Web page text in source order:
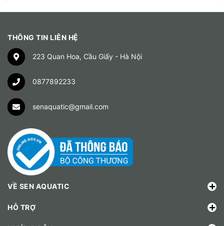
THÔNG TIN LIÊN HỆ
223 Quan Hoa, Cầu Giấy - Hà Nội
0877892233
senaquatic@gmail.com
VỀ SEN AQUATIC
HỖ TRỢ